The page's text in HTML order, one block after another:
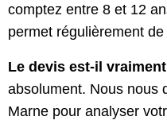
comptez entre 8 et 12
permet régulièrement
Le devis est-il
absolument. Nous nous
Marne pour analyser